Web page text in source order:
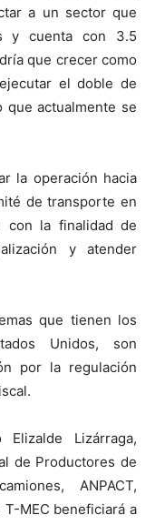
a un sector que
y cuenta con 3.5
que crecer como
el doble de
que actualmente se
la operación hacia
de transporte en
con la finalidad de
y atender
que tienen los
Unidos, son
por la regulación
Lizárraga,
de Productores de
ANPACT,
MEC beneficiará a